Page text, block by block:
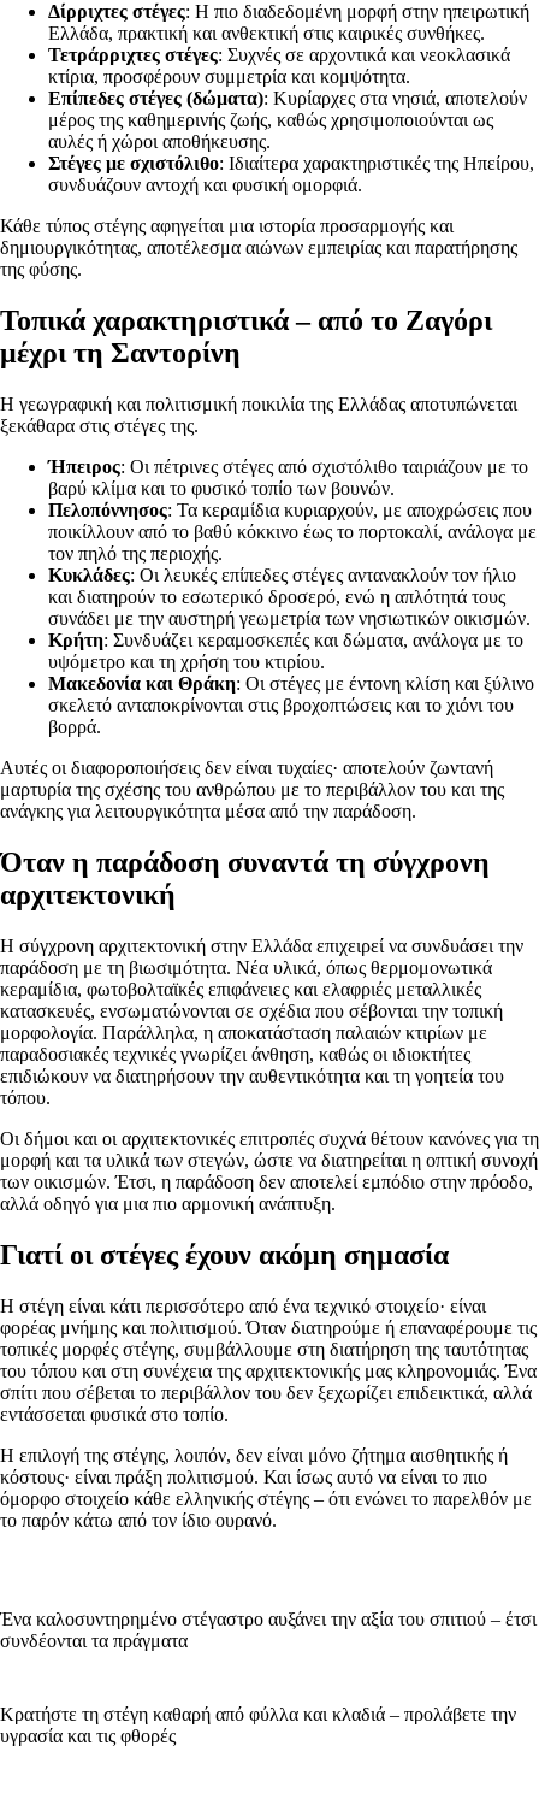
Δίρριχτες στέγες: Η πιο διαδεδομένη μορφή στην ηπειρωτική
Ελλάδα, πρακτική και ανθεκτική στις καιρικές συνθήκες.
Τετράρριχτες στέγες: Συχνές σε αρχοντικά και νεοκλασικά
κτίρια, προσφέρουν συμμετρία και κομψότητα.
Επίπεδες στέγες (δώματα): Κυρίαρχες στα νησιά, αποτελούν
μέρος της καθημερινής ζωής, καθώς χρησιμοποιούνται ως
αυλές ή χώροι αποθήκευσης.
Στέγες με σχιστόλιθο: Ιδιαίτερα χαρακτηριστικές της Ηπείρου,
συνδυάζουν αντοχή και φυσική ομορφιά.
Κάθε τύπος στέγης αφηγείται μια ιστορία προσαρμογής και
δημιουργικότητας, αποτέλεσμα αιώνων εμπειρίας και παρατήρησης
της φύσης.
Τοπικά χαρακτηριστικά – από το Ζαγόρι
μέχρι τη Σαντορίνη
Η γεωγραφική και πολιτισμική ποικιλία της Ελλάδας αποτυπώνεται
ξεκάθαρα στις στέγες της.
Ήπειρος: Οι πέτρινες στέγες από σχιστόλιθο ταιριάζουν με το
βαρύ κλίμα και το φυσικό τοπίο των βουνών.
Πελοπόννησος: Τα κεραμίδια κυριαρχούν, με αποχρώσεις που
ποικίλλουν από το βαθύ κόκκινο έως το πορτοκαλί, ανάλογα με
τον πηλό της περιοχής.
Κυκλάδες: Οι λευκές επίπεδες στέγες αντανακλούν τον ήλιο
και διατηρούν το εσωτερικό δροσερό, ενώ η απλότητά τους
συνάδει με την αυστηρή γεωμετρία των νησιωτικών οικισμών.
Κρήτη: Συνδυάζει κεραμοσκεπές και δώματα, ανάλογα με το
υψόμετρο και τη χρήση του κτιρίου.
Μακεδονία και Θράκη: Οι στέγες με έντονη κλίση και ξύλινο
σκελετό ανταποκρίνονται στις βροχοπτώσεις και το χιόνι του
βορρά.
Αυτές οι διαφοροποιήσεις δεν είναι τυχαίες· αποτελούν ζωντανή
μαρτυρία της σχέσης του ανθρώπου με το περιβάλλον του και της
ανάγκης για λειτουργικότητα μέσα από την παράδοση.
Όταν η παράδοση συναντά τη σύγχρονη
αρχιτεκτονική
Η σύγχρονη αρχιτεκτονική στην Ελλάδα επιχειρεί να συνδυάσει την
παράδοση με τη βιωσιμότητα. Νέα υλικά, όπως θερμομονωτικά
κεραμίδια, φωτοβολταϊκές επιφάνειες και ελαφριές μεταλλικές
κατασκευές, ενσωματώνονται σε σχέδια που σέβονται την τοπική
μορφολογία. Παράλληλα, η αποκατάσταση παλαιών κτιρίων με
παραδοσιακές τεχνικές γνωρίζει άνθηση, καθώς οι ιδιοκτήτες
επιδιώκουν να διατηρήσουν την αυθεντικότητα και τη γοητεία του
τόπου.
Οι δήμοι και οι αρχιτεκτονικές επιτροπές συχνά θέτουν κανόνες για τη
μορφή και τα υλικά των στεγών, ώστε να διατηρείται η οπτική συνοχή
των οικισμών. Έτσι, η παράδοση δεν αποτελεί εμπόδιο στην πρόοδο,
αλλά οδηγό για μια πιο αρμονική ανάπτυξη.
Γιατί οι στέγες έχουν ακόμη σημασία
Η στέγη είναι κάτι περισσότερο από ένα τεχνικό στοιχείο· είναι
φορέας μνήμης και πολιτισμού. Όταν διατηρούμε ή επαναφέρουμε τις
τοπικές μορφές στέγης, συμβάλλουμε στη διατήρηση της ταυτότητας
του τόπου και στη συνέχεια της αρχιτεκτονικής μας κληρονομιάς. Ένα
σπίτι που σέβεται το περιβάλλον του δεν ξεχωρίζει επιδεικτικά, αλλά
εντάσσεται φυσικά στο τοπίο.
Η επιλογή της στέγης, λοιπόν, δεν είναι μόνο ζήτημα αισθητικής ή
κόστους· είναι πράξη πολιτισμού. Και ίσως αυτό να είναι το πιο
όμορφο στοιχείο κάθε ελληνικής στέγης – ότι ενώνει το παρελθόν με
το παρόν κάτω από τον ίδιο ουρανό.
Ένα καλοσυντηρημένο στέγαστρο αυξάνει την αξία του σπιτιού – έτσι
συνδέονται τα πράγματα
Κρατήστε τη στέγη καθαρή από φύλλα και κλαδιά – προλάβετε την
υγρασία και τις φθορές